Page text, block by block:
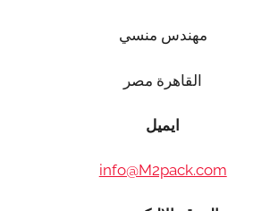
مهندس منسي
القاهرة مصر
ايميل
info@M2pack.com